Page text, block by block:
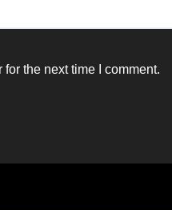
the next time I comment.